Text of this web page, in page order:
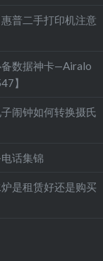
普二手打印机注意
数据神卡—Airalo
】
闹钟如何转换摄氏
话集锦
是租赁好还是购买